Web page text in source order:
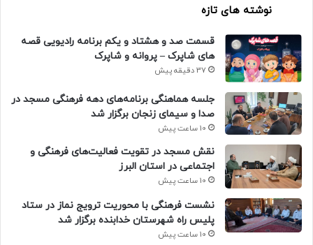
نوشته های تازه
قسمت صد و هشتاد و یکم برنامه رادیویی قصه
های شاپرک – پروانه و شاپرک
37 دقیقه پیش
جلسه هماهنگی برنامه‌های دهه فرهنگی مسجد در
صدا و سیمای زنجان برگزار شد
10 ساعت پیش
نقش مسجد در تقویت فعالیت‌های فرهنگی و
اجتماعی در استان البرز
10 ساعت پیش
نشست فرهنگی با محوریت ترویج نماز در ستاد
پلیس راه شهرستان خدابنده برگزار شد
10 ساعت پیش